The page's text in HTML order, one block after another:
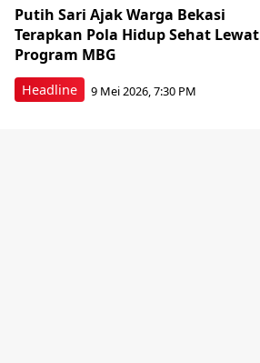
Headline
Putih Sari Ajak Warga Bekasi
Terapkan Pola Hidup Sehat Lewat
Program MBG
9 Mei 2026, 7:30 PM